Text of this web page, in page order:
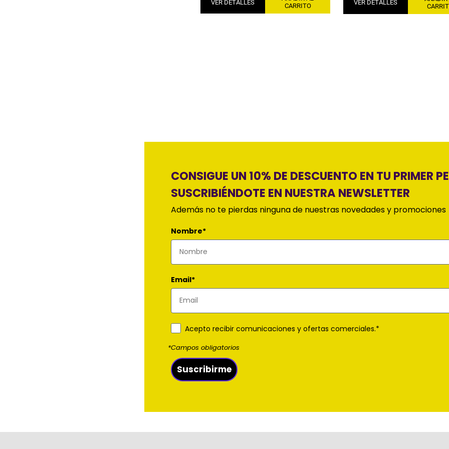
VER DETALLES
CARRITO
VER DETALLES
CONSIGUE UN 10% DE DESCUENTO EN TU PRIMER
SUSCRIBIÉNDOTE EN NUESTRA NEWSLETTER
Además no te pierdas ninguna de nuestras novedades y promociones
Nombre*
Email*
Acepto recibir comunicaciones y ofertas comerciales.*
*Campos obligatorios
Suscribirme